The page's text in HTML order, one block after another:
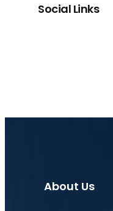
Social Links
About Us